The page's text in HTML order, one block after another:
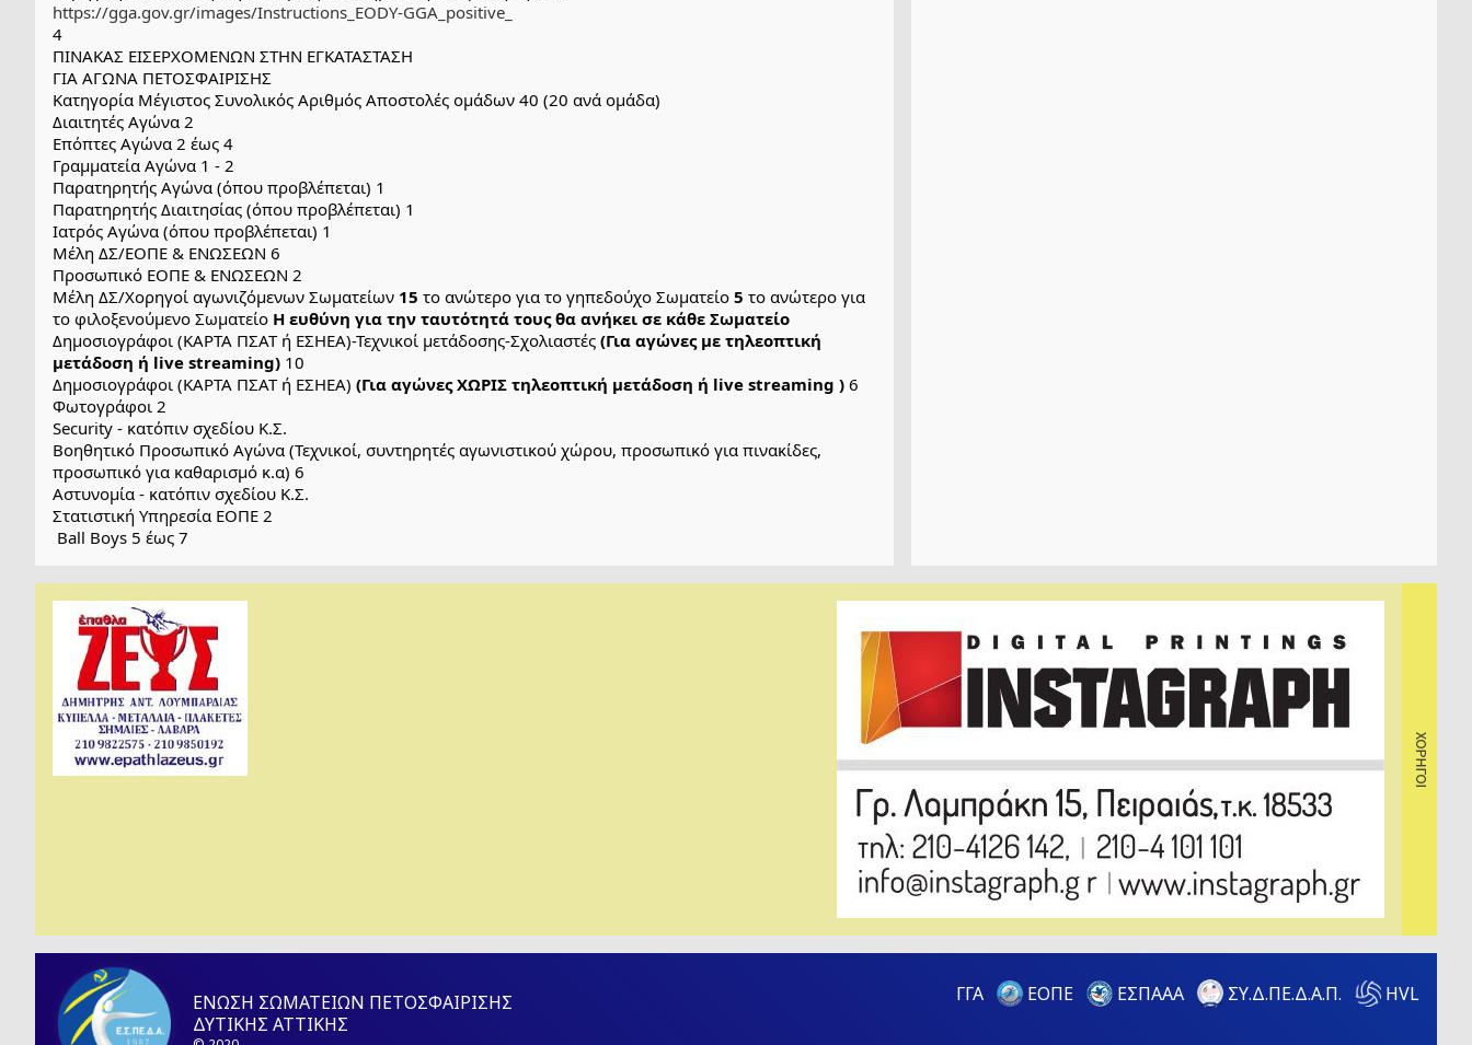
https://gga.gov.gr/images/Instructions_EODY-GGA_positive_
4
ΠΙΝΑΚΑΣ ΕΙΣΕΡΧΟΜΕΝΩΝ ΣΤΗΝ ΕΓΚΑΤΑΣΤΑΣΗ
ΓΙΑ ΑΓΩΝΑ ΠΕΤΟΣΦΑΙΡΙΣΗΣ
Κατηγορία Μέγιστος Συνολικός Αριθμός Αποστολές ομάδων 40 (20 ανά ομάδα)
Διαιτητές Αγώνα 2
Επόπτες Αγώνα 2 έως 4
Γραμματεία Αγώνα 1 - 2
Παρατηρητής Αγώνα (όπου προβλέπεται) 1
Παρατηρητής Διαιτησίας (όπου προβλέπεται) 1
Ιατρός Αγώνα (όπου προβλέπεται) 1
Μέλη ΔΣ/ΕΟΠΕ & ΕΝΩΣΕΩΝ 6
Προσωπικό ΕΟΠΕ & ΕΝΩΣΕΩΝ 2
Μέλη ΔΣ/Χορηγοί αγωνιζόμενων Σωματείων 15 το ανώτερο για το γηπεδούχο Σωματείο 5 το ανώτερο για
το φιλοξενούμενο Σωματείο Η ευθύνη για την ταυτότητά τους θα ανήκει σε κάθε Σωματείο
Δημοσιογράφοι (ΚΑΡΤΑ ΠΣΑΤ ή ΕΣΗΕΑ)-Τεχνικοί μετάδοσης-Σχολιαστές (Για αγώνες με τηλεοπτική
μετάδοση ή live streaming) 10
Δημοσιογράφοι (ΚΑΡΤΑ ΠΣΑΤ ή ΕΣΗΕΑ) (Για αγώνες ΧΩΡΙΣ τηλεοπτική μετάδοση ή live streaming ) 6
Φωτογράφοι 2
Security - κατόπιν σχεδίου Κ.Σ.
Βοηθητικό Προσωπικό Αγώνα (Τεχνικοί, συντηρητές αγωνιστικού χώρου, προσωπικό για πινακίδες,
προσωπικό για καθαρισμό κ.α) 6
Αστυνομία - κατόπιν σχεδίου Κ.Σ.
Στατιστική Υπηρεσία ΕΟΠΕ 2
Ball Boys 5 έως 7
ΕΝΩΣΗ ΣΩΜΑΤΕΙΩΝ ΠΕΤΟΣΦΑΙΡΙΣΗΣ
ΔΥΤΙΚΗΣ ΑΤΤΙΚΗΣ
ΓΓΑ ΕΟΠΕ ΕΣΠΑΑΑ ΣΥ.Δ.ΠΕ.Δ.Α.Π. HVL